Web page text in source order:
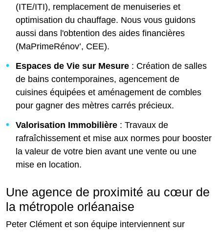
(ITE/ITI), remplacement de menuiseries et
optimisation du chauffage. Nous vous guidons
aussi dans l'obtention des aides financières
(MaPrimeRénov’, CEE).
Espaces de Vie sur Mesure : Création de salles
de bains contemporaines, agencement de
cuisines équipées et aménagement de combles
pour gagner des mètres carrés précieux.
Valorisation Immobilière : Travaux de
rafraîchissement et mise aux normes pour booster
la valeur de votre bien avant une vente ou une
mise en location.
Une agence de proximité au cœur de
la métropole orléanaise
Peter Clément et son équipe interviennent sur